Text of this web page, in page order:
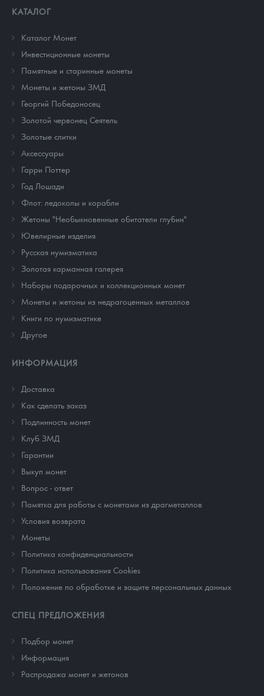
КАТАЛОГ
Каталог Монет
Инвестиционные монеты
Памятные и старинные монеты
Монеты и жетоны ЗМД
Георгий Победоносец
Золотой червонец Сеятель
Золотые слитки
Аксессуары
Гарри Поттер
Год Лошади
Флот: ледоколы и корабли
Жетоны "Необыкновенные обитатели глубин"
Ювелирные изделия
Русская нумизматика
Золотая карманная галерея
Наборы подарочных и коллекционных монет
Монеты и жетоны из недрагоценных металлов
Книги по нумизматике
Другое
ИНФОРМАЦИЯ
Доставка
Как сделать заказ
Подлинность монет
Клуб ЗМД
Гарантии
Выкуп монет
Вопрос - ответ
Памятка для работы с монетами из драгметаллов
Условия возврата
Монеты
Политика конфиденциальности
Политика использования Cookies
Положение по обработке и защите персональных данных
СПЕЦ ПРЕДЛОЖЕНИЯ
Подбор монет
Информация
Распродажа монет и жетонов